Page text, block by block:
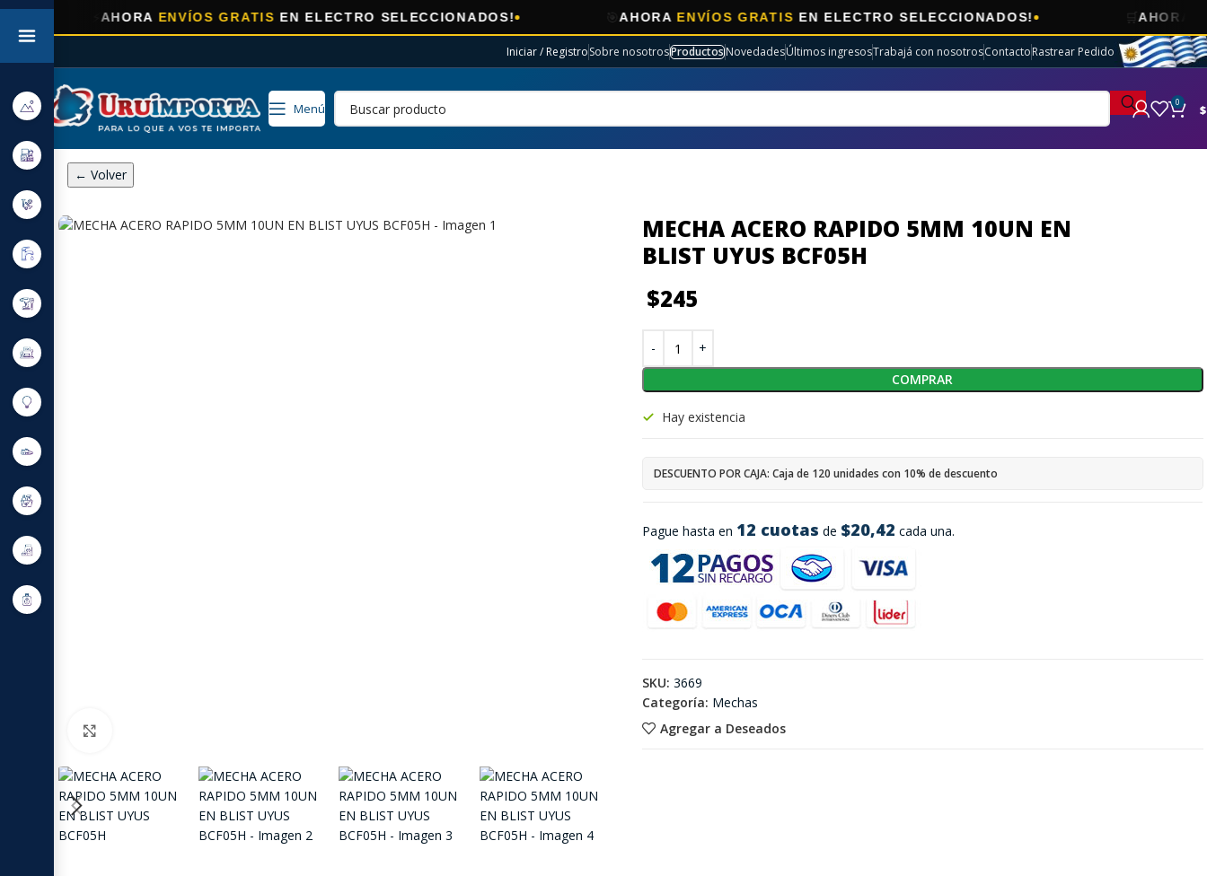
ENVÍOS GRATISEN ELECTRO SELECCIONADOS! 🎯 ENVÍOS GRATISEN ELECTRO SELECCIONADOS! 🛒 ENVÍOS
Iniciar / RegistroSobre nosotrosProductosNovedadesÚltimos ingresosTrabajá con nosotrosContactoRastrear Pedido
Menú 0 $
← Volver
MECHA ACERO RAPIDO 5MM 10UN EN
BLIST UYUS BCF05H
$245
Pague hasta en 12 cuotas de $20,42 cada una.
Hay existencia
DESCUENTO POR CAJA: Caja de 120 unidades con 10% de descuento
COMPRAR
Agregar a Deseados
SKU: 3669
Categoría: Mechas